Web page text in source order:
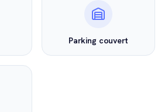
Parking couvert